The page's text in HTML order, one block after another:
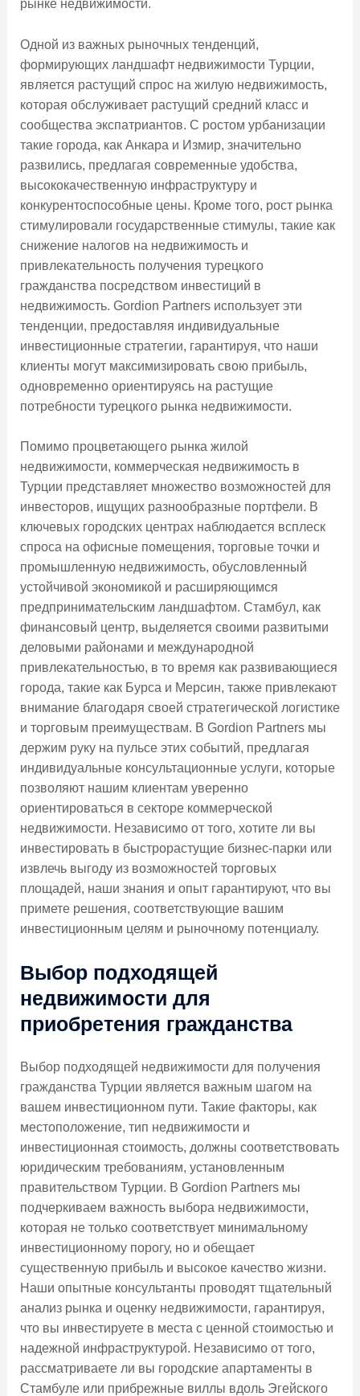
рынке недвижимости.
Одной из важных рыночных тенденций,
формирующих ландшафт недвижимости Турции,
является растущий спрос на жилую недвижимость,
которая обслуживает растущий средний класс и
сообщества экспатриантов. С ростом урбанизации
такие города, как Анкара и Измир, значительно
развились, предлагая современные удобства,
высококачественную инфраструктуру и
конкурентоспособные цены. Кроме того, рост рынка
стимулировали государственные стимулы, такие как
снижение налогов на недвижимость и
привлекательность получения турецкого
гражданства посредством инвестиций в
недвижимость. Gordion Partners использует эти
тенденции, предоставляя индивидуальные
инвестиционные стратегии, гарантируя, что наши
клиенты могут максимизировать свою прибыль,
одновременно ориентируясь на растущие
потребности турецкого рынка недвижимости.
Помимо процветающего рынка жилой
недвижимости, коммерческая недвижимость в
Турции представляет множество возможностей для
инвесторов, ищущих разнообразные портфели. В
ключевых городских центрах наблюдается всплеск
спроса на офисные помещения, торговые точки и
промышленную недвижимость, обусловленный
устойчивой экономикой и расширяющимся
предпринимательским ландшафтом. Стамбул, как
финансовый центр, выделяется своими развитыми
деловыми районами и международной
привлекательностью, в то время как развивающиеся
города, такие как Бурса и Мерсин, также привлекают
внимание благодаря своей стратегической логистике
и торговым преимуществам. В Gordion Partners мы
держим руку на пульсе этих событий, предлагая
индивидуальные консультационные услуги, которые
позволяют нашим клиентам уверенно
ориентироваться в секторе коммерческой
недвижимости. Независимо от того, хотите ли вы
инвестировать в быстрорастущие бизнес-парки или
извлечь выгоду из возможностей торговых
площадей, наши знания и опыт гарантируют, что вы
примете решения, соответствующие вашим
инвестиционным целям и рыночному потенциалу.
Выбор подходящей
недвижимости для
приобретения гражданства
Выбор подходящей недвижимости для получения
гражданства Турции является важным шагом на
вашем инвестиционном пути. Такие факторы, как
местоположение, тип недвижимости и
инвестиционная стоимость, должны соответствовать
юридическим требованиям, установленным
правительством Турции. В Gordion Partners мы
подчеркиваем важность выбора недвижимости,
которая не только соответствует минимальному
инвестиционному порогу, но и обещает
существенную прибыль и высокое качество жизни.
Наши опытные консультанты проводят тщательный
анализ рынка и оценку недвижимости, гарантируя,
что вы инвестируете в места с ценной стоимостью и
надежной инфраструктурой. Независимо от того,
рассматриваете ли вы городские апартаменты в
Стамбуле или прибрежные виллы вдоль Эгейского